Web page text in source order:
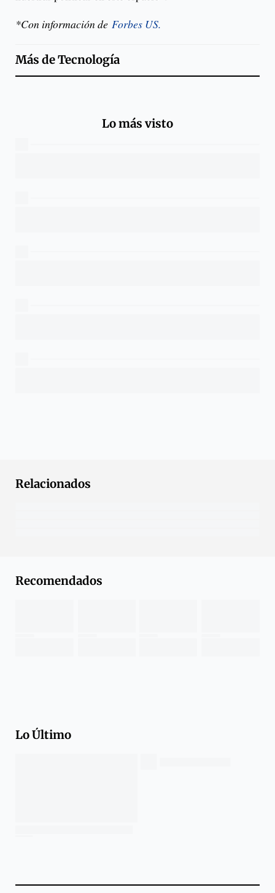
*Con información de Forbes US.
Más deTecnología
Lo más visto
Relacionados
Recomendados
Lo Último